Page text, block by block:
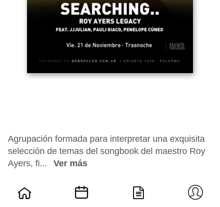
Agrupación formada para interpretar una exquisita
selección de temas del songbook del maestro Roy
Ayers, fi...
Ver más